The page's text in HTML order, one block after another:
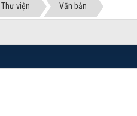
Thư viện Văn bản